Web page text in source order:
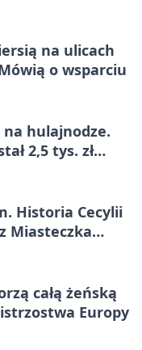
na ulicach
o wsparciu
na hulajnodze.
2,5 tys. zł
Historia Cecylii
Miasteczka
całą żeńską
Europy